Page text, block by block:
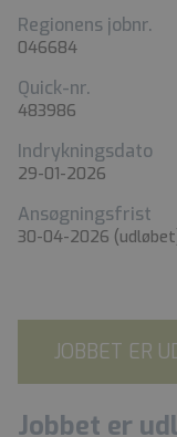
Regionens jobnr.
046684
Quick-nr.
483986
Indrykningsdato
29-01-2026
Ansøgningsfrist
30-04-2026
JOBBET ER
Jobbet er